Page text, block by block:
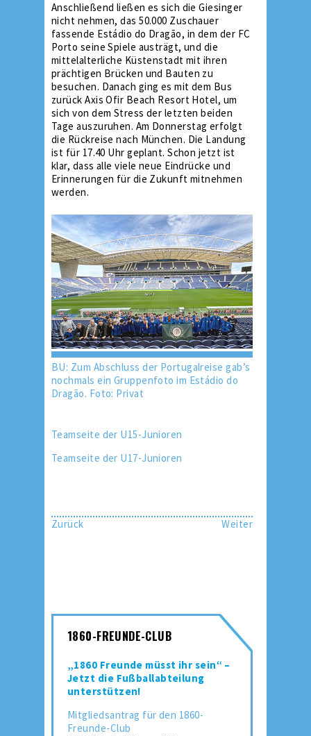
Anschließend ließen es sich die Giesinger
nicht nehmen, das 50.000 Zuschauer
fassende Estádio do Dragão, in dem der FC
Porto seine Spiele austrägt, und die
mittelalterliche Küstenstadt mit ihren
prächtigen Brücken und Bauten zu
besuchen. Danach ging es mit dem Bus
zurück Axis Ofir Beach Resort Hotel, um
sich von dem Stress der letzten beiden
Tage auszuruhen. Am Donnerstag erfolgt
die Rückreise nach München. Die Landung
ist für 17.40 Uhr geplant. Schon jetzt ist
klar, dass alle viele neue Eindrücke und
Erinnerungen für die Zukunft mitnehmen
werden.
BU: Zum Abschluss der Portugalreise gab’s
nochmals ein Gruppenfoto im Estádio do
Dragão. Foto: Privat
Teamseite der U15-Junioren
Teamseite der U17-Junioren
Zurück Weiter
1860-FREUNDE-CLUB
„1860 Freunde müsst ihr sein“ –
Jetzt die Fußballabteilung
unterstützen!
Mitgliedsantrag für den 1860-
Freunde-Club